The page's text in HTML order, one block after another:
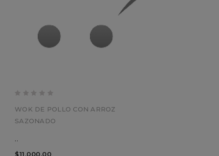
WOK DE POLLO CON ARROZ
SAZONADO
..
$11,000.00